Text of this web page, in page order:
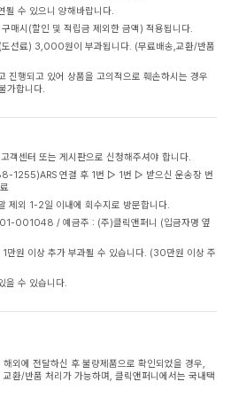
될 수 있으니 양해바랍니다.
매시(할인 및 적립금 제외한 금액) 적용됩니다.
도선료) 3,000원이 부과됩니다. (무료배송,교환/반품
진행되고 있어 상품을 고의적으로 훼손하시는 경우
가합니다.
객센터 또는 게시판으로 신청해주셔야 합니다.
1255)ARS 연결 후 1번 ▷ 1번 ▷ 받으신 운송장 번
제외 1-2일 이내에 회수지로 방문합니다.
001048 / 예금주 : (주)클릭앤퍼니 (입금자명 옆
만원 이상 추가 부과될 수 있습니다. (30만원 이상 주
을 수 있습니다.
외에 전달하신 후 불량제품으로 확인되었을 경우,
환/반품 처리가 가능하며, 클릭앤퍼니에서는 국내택